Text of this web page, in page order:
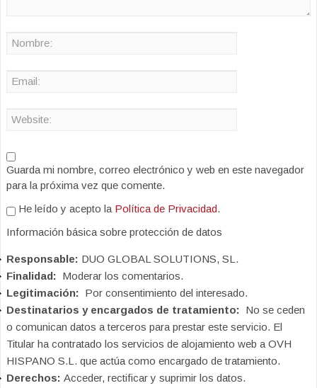
Guarda mi nombre, correo electrónico y web en este navegador
para la próxima vez que comente.
He leído y acepto la Política de Privacidad.
Información básica sobre protección de datos
Responsable: DUO GLOBAL SOLUTIONS, SL.
Finalidad: Moderar los comentarios.
Legitimación: Por consentimiento del interesado.
Destinatarios y encargados de tratamiento: No se ceden
o comunican datos a terceros para prestar este servicio. El
Titular ha contratado los servicios de alojamiento web a OVH
HISPANO S.L. que actúa como encargado de tratamiento.
Derechos: Acceder, rectificar y suprimir los datos.